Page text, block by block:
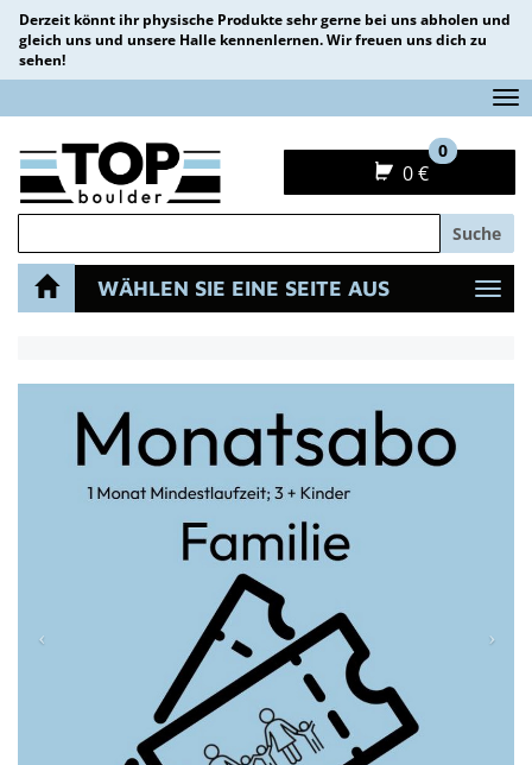
Derzeit könnt ihr physische Produkte sehr gerne bei uns abholen und
gleich uns und unsere Halle kennenlernen. Wir freuen uns dich zu
sehen!
0 €
0
Suche
WÄHLEN SIE EINE SEITE AUS